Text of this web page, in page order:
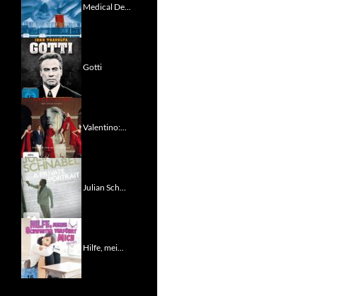
Medical De...
Gotti
Valentino:...
Julian Sch...
Hilfe, mei...